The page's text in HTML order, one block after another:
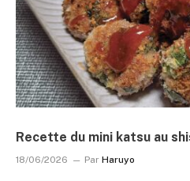
Recette du mini katsu au
18/06/2026 Par Haruyo